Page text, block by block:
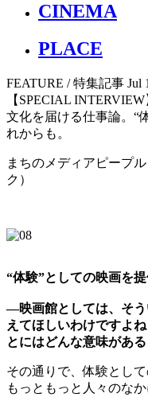
CINEMA
PLACE
FEATURE / 特集記事 Jul
【SPECIAL
文化を届ける仕事論。“
れからも。
まちのメディアピープ
ク）
“体験”としての映画を
―映画館としては、そ
えてほしいわけですよ
とにはどんな意味があ
その通りで、体験とし
もっともっと人々のな